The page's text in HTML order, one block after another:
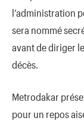
l’administration
sera nommé
avant de diriger
décès.
Metrodakar
pour un repos